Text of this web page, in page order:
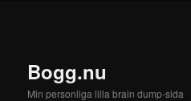
Bogg.nu
Min personliga lilla brain dump-sida